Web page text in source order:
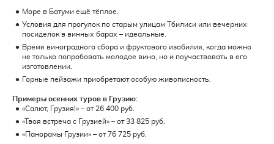
Море в Батуми ещё тёплое.
Условия для прогулок по старым улицам Тбилиси или вечерних
посиделок в винных барах – идеальные.
Время виноградного сбора и фруктового изобилия, когда можно
не только попробовать молодое вино, но и поучаствовать в его
изготовлении.
Горные пейзажи приобретают особую живописность.
Примеры осенних туров в Грузию:
«Салют, Грузия!» – от 26 400 руб.
«Твоя встреча с Грузией» – от 33 825 руб.
«Панорамы Грузии» – от 76 725 руб.